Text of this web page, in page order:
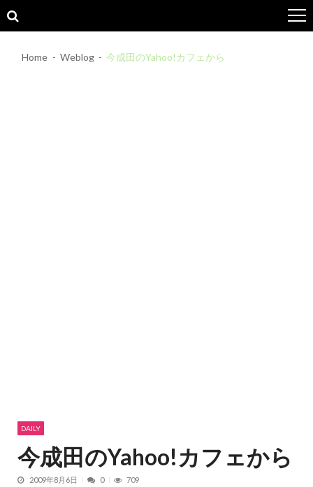
to
to
Home Weblog 今成田のYahoo!カフェから
DAILY
今成田のYahoo!カフェから
2009年8月6日 0 709